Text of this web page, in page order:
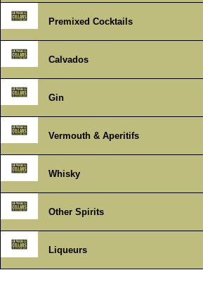
Premixed Cocktails
Calvados
Gin
Vermouth & Aperitifs
Whisky
Other Spirits
Liqueurs